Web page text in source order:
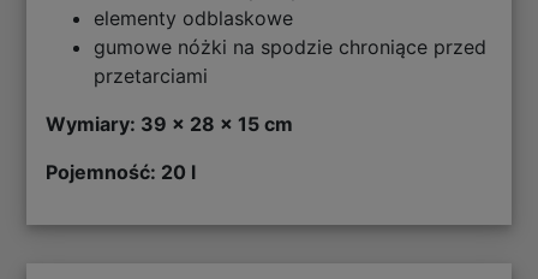
elementy odblaskowe
gumowe nóżki na spodzie chroniące przed
przetarciami
Wymiary: 39 x 28 x 15 cm
Pojemność: 20 l